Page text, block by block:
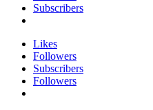
Subscribers
Likes
Followers
Subscribers
Followers